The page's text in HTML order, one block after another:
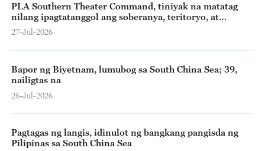
PLA Southern Theater Command, tiniyak na matatag
nilang ipagtatanggol ang soberanya, teritoryo, at
27-Jul-2026
Bapor ng Biyetnam, lumubog sa South China Sea; 39,
nailigtas na
26-Jul-2026
Pagtagas ng langis, idinulot ng bangkang pangisda ng
Pilipinas sa South China Sea